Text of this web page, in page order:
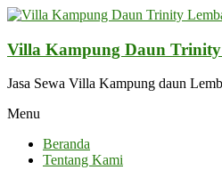
Lompat
konten
Villa Kampung Daun
Jasa Sewa Villa Kampung daun
Menu
Beranda
Tentang Kami